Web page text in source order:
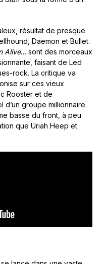
résultat de presque
Daemon et Bullet.
Alive… sont des morceaux
faisant de Led
rock. La critique va
sur ces vieux
Rooster et de
d’un groupe millionnaire.
basse du front, à peu
que Uriah Heep et